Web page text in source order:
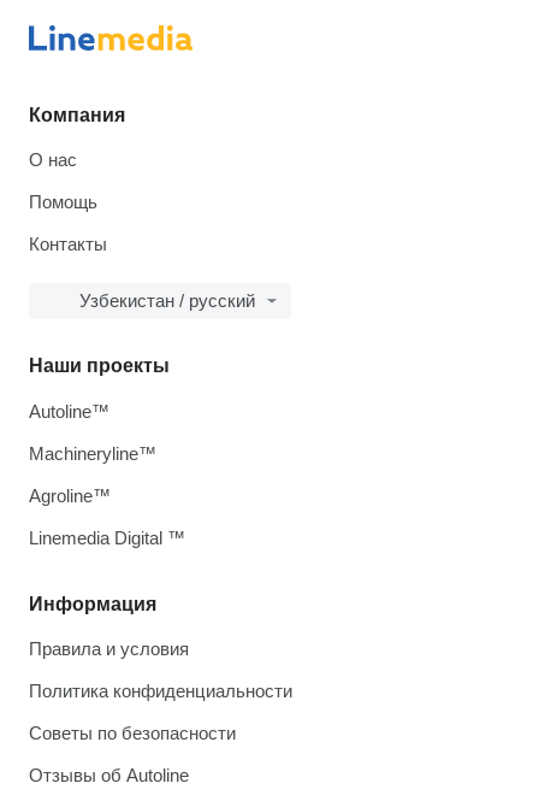
Компания
О нас
Помощь
Контакты
Узбекистан / русский
Информация
Правила и условия
Политика конфиденциальности
Советы по безопасности
Отзывы об Autoline
Наши проекты
Autoline™
Machineryline™
Agroline™
Linemedia Digital ™